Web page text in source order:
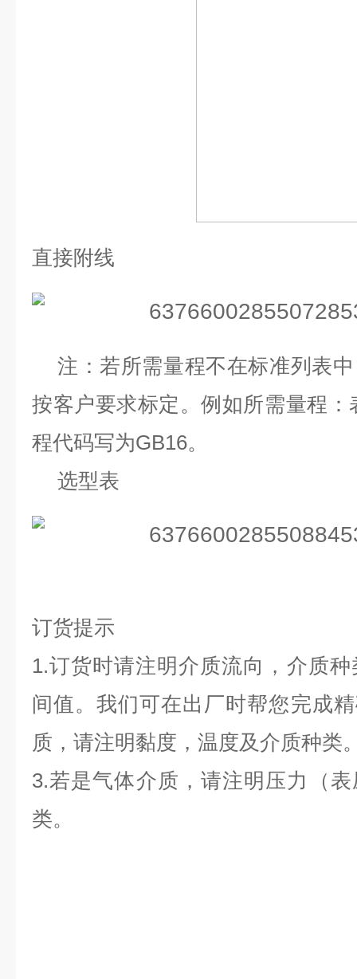
直接附线
注：若所需量程不在标准列表
按客户要求标定。例如所需量程：
程代码写为GB16。
选型表
订货提示
1.订货时请注明介质流向，介质
间值。我们可在出厂时帮您完成
质，请注明黏度，温度及介质种类
3.若是气体介质，请注明压力（
类。